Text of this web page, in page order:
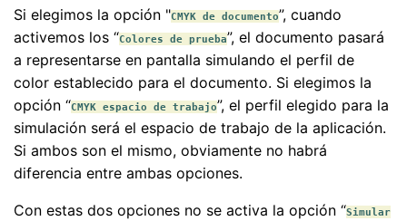
Si elegimos la opción "CMYK de documento”, cuando
activemos los “Colores de prueba”, el documento pasará
a representarse en pantalla simulando el perfil de
color establecido para el documento. Si elegimos la
opción “CMYK espacio de trabajo”, el perfil elegido para la
simulación será el espacio de trabajo de la aplicación.
Si ambos son el mismo, obviamente no habrá
diferencia entre ambas opciones.
Con estas dos opciones no se activa la opción “Simular